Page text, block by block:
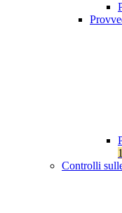
Controlli